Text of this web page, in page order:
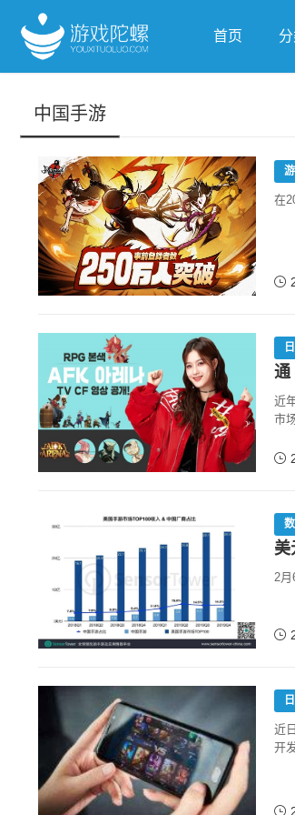
首页
中国手游
在
通
近
市
美
2月
近
开